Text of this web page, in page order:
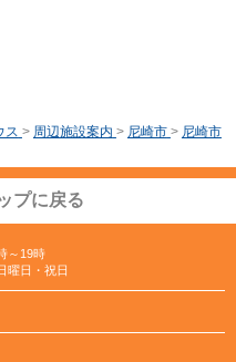
ス > 周辺施設案内 > 尼崎市 > 尼崎市
プに戻る
～19時
曜日・祝日